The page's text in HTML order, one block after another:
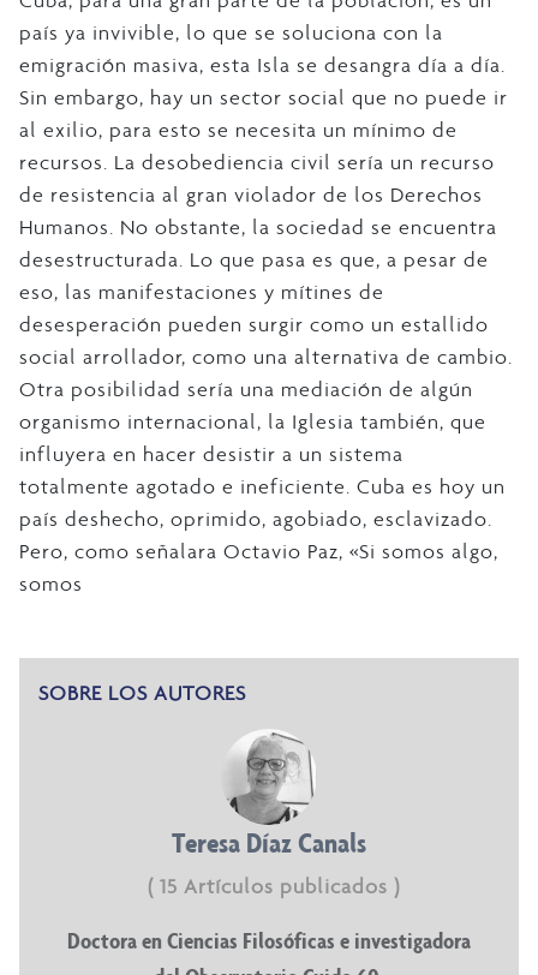
país ya invivible, lo que se soluciona con la
emigración masiva, esta Isla se desangra día a día.
Sin embargo, hay un sector social que no puede ir
al exilio, para esto se necesita un mínimo de
recursos. La desobediencia civil sería un recurso
de resistencia al gran violador de los Derechos
Humanos. No obstante, la sociedad se encuentra
desestructurada. Lo que pasa es que, a pesar de
eso, las manifestaciones y mítines de
desesperación pueden surgir como un estallido
social arrollador, como una alternativa de cambio.
Otra posibilidad sería una mediación de algún
organismo internacional, la Iglesia también, que
influyera en hacer desistir a un sistema
totalmente agotado e ineficiente. Cuba es hoy un
país deshecho, oprimido, agobiado, esclavizado.
Pero, como señalara Octavio Paz, «Si somos algo,
somos
SOBRE LOS AUTORES
Teresa Díaz Canals
( 15 Artículos publicados )
Doctora en Ciencias Filosóficas e investigadora